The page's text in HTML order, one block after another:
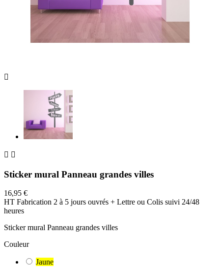

 
Sticker mural Panneau grandes villes
16,95 €
HT Fabrication 2 à 5 jours ouvrés + Lettre ou Colis suivi 24/48
heures
Sticker mural Panneau grandes villes
Couleur
Jaune